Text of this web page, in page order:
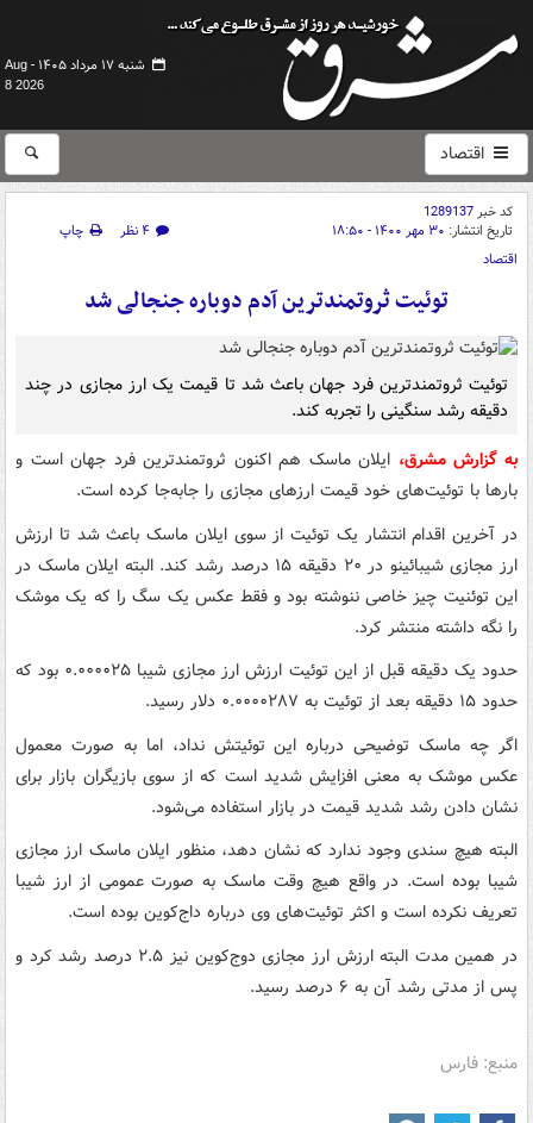
شنبه ۱۷ مرداد ۱۴۰۵ -
Aug
8 2026
اقتصاد
کد خبر1289137
تاریخ انتشار: ۳۰ مهر ۱۴۰۰ - ۱۸:۵۰ ۴ نظر
چاپ
اقتصاد
توئیت ثروتمندترین آدم دوباره جنجالی شد
توئیت ثروتمندترین فرد جهان باعث شد تا قیمت یک ارز مجازی در چند
دقیقه رشد سنگینی را تجربه کند.
به گزارش مشرق، ایلان ماسک هم اکنون ثروتمندترین فرد جهان است و
بارها با توئیت‌های خود قیمت ارزهای مجازی را جابه‌جا کرده است.
در آخرین اقدام انتشار یک توئیت از سوی ایلان ماسک باعث شد تا ارزش
ارز مجازی شیبائینو در ۲۰ دقیقه ۱۵ درصد رشد کند. البته ایلان ماسک در
این توئنیت چیز خاصی ننوشته بود و فقط عکس یک سگ را که یک موشک
را نگه داشته منتشر کرد.
حدود یک دقیقه قبل از این توئیت ارزش ارز مجازی شیبا ۰.۰۰۰۰۲۵ بود که
حدود ۱۵ دقیقه بعد از توئیت به ۰.۰۰۰۰۲۸۷ دلار رسید.
اگر چه ماسک توضیحی درباره این توئیتش نداد، اما به صورت معمول
عکس موشک به معنی افزایش شدید است که از سوی بازیگران بازار برای
نشان دادن رشد شدید قیمت در بازار استفاده می‌شود.
البته هیچ سندی وجود ندارد که نشان دهد، منظور ایلان ماسک ارز مجازی
شیبا بوده است. در واقع هیچ وقت ماسک به صورت عمومی از ارز شیبا
تعریف نکرده است و اکثر توئیت‌های وی درباره داج‌کوین بوده است.
در همین مدت البته ارزش ارز مجازی دوج‌کوین نیز ۲.۵ درصد رشد کرد و
پس از مدتی رشد آن به ۶ درصد رسید.
منبع: فارس